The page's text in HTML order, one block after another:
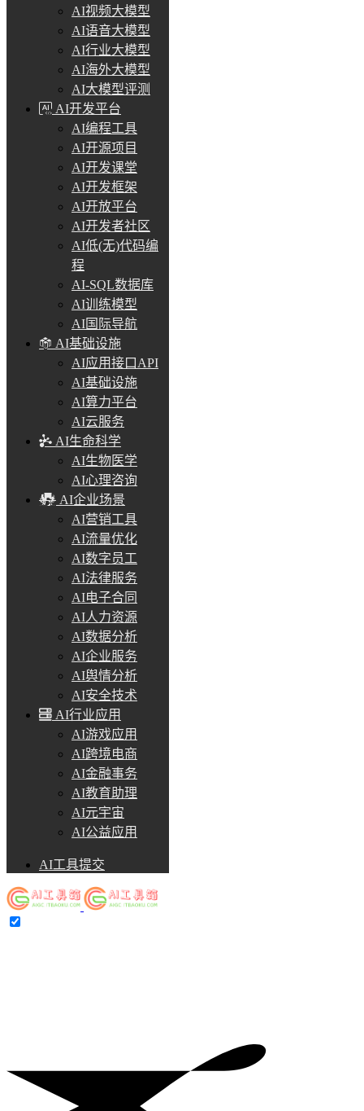
AI视频大模型
AI语音大模型
AI行业大模型
AI海外大模型
AI大模型评测
AI开发平台
AI编程工具
AI开源项目
AI开发课堂
AI开发框架
AI开放平台
AI开发者社区
AI低(无)代码编
程
AI-SQL数据库
AI训练模型
AI国际导航
AI基础设施
AI应用接口API
AI基础设施
AI算力平台
AI云服务
AI生命科学
AI生物医学
AI心理咨询
AI企业场景
AI营销工具
AI流量优化
AI数字员工
AI法律服务
AI电子合同
AI人力资源
AI数据分析
AI企业服务
AI舆情分析
AI安全技术
AI行业应用
AI游戏应用
AI跨境电商
AI金融事务
AI教育助理
AI元宇宙
AI公益应用
AI工具提交